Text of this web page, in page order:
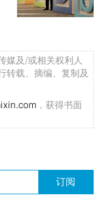
媒及/或相关权利人
转载、摘编、复制及
，获得书面
订阅